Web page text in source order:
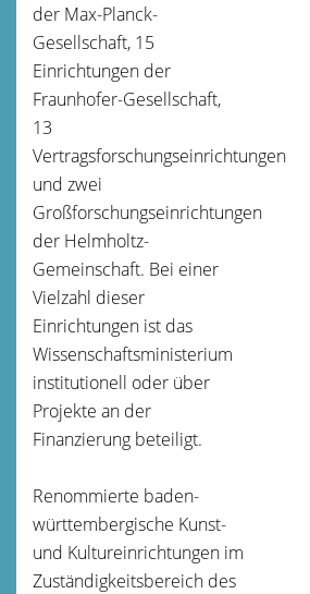
der Max-Planck-
Gesellschaft, 15
Einrichtungen der
Fraunhofer-Gesellschaft,
13
Vertragsforschungseinrichtungen
und zwei
Großforschungseinrichtungen
der Helmholtz-
Gemeinschaft. Bei einer
Vielzahl dieser
Einrichtungen ist das
Wissenschaftsministerium
institutionell oder über
Projekte an der
Finanzierung beteiligt.
Renommierte baden-
württembergische Kunst-
und Kultureinrichtungen im
Zuständigkeitsbereich des